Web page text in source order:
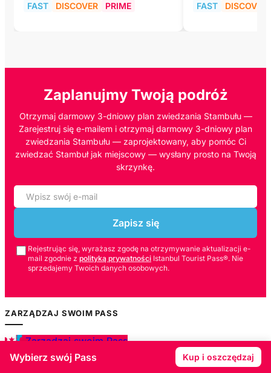
FAST DISCOVER PRIME FAST DISCOVER
Zaplanujmy Twoją podróż
Otrzymaj darmowy 3-dniowy plan zwiedzania Stambułu —
Zarejestruj się e-mailem i otrzymaj darmowy 3-dniowy plan
zwiedzania Stambułu — zaprojektowany, aby pomóc Ci
zwiedzać Stambuł jak miejscowy — wysłany prosto na Twoją
skrzynkę.
Zapisz się
Rejestrując się, wyrażasz zgodę na otrzymywanie aktualizacji e-
mail zgodnie z polityką prywatności Istanbul Tourist Pass®. Nie
sprzedajemy Twoich danych osobowych.
ZARZĄDZAJ SWOIM PASS
Zarządzaj swoim Pass
POBIERZ APLIKACJĘ ISTANBUL TOURIST PASS®
Wybierz swój Pass Kup i oszczędzaj